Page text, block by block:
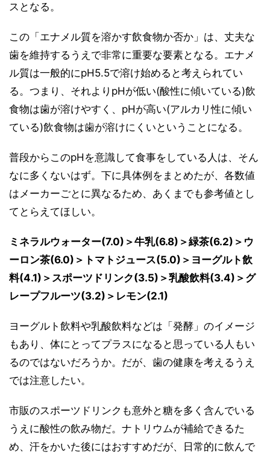
スとなる。
この「エナメル質を溶かす飲食物か否か」は、丈夫な
歯を維持するうえで非常に重要な要素となる。エナメ
ル質は一般的にpH5.5で溶け始めると考えられてい
る。つまり、それよりpHが低い(酸性に傾いている)飲
食物は歯が溶けやすく、pHが高い(アルカリ性に傾い
ている)飲食物は歯が溶けにくいということになる。
普段からこのpHを意識して食事をしている人は、そん
なに多くないはず。下に具体例をまとめたが、各数値
はメーカーごとに異なるため、あくまでも参考値とし
てとらえてほしい。
ミネラルウォーター(7.0)＞牛乳(6.8)＞緑茶(6.2)＞ウ
ーロン茶(6.0)＞トマトジュース(5.0)＞ヨーグルト飲
料(4.1)＞スポーツドリンク(3.5)＞乳酸飲料(3.4)＞グ
レープフルーツ(3.2)＞レモン(2.1)
ヨーグルト飲料や乳酸飲料などは「発酵」のイメージ
もあり、体にとってプラスになると思っている人もい
るのではないだろうか。だが、歯の健康を考えるうえ
では注意したい。
市販のスポーツドリンクも意外と糖を多く含んでいる
うえに酸性の飲み物だ。ナトリウムが補給できるた
め、汗をかいた後にはおすすめだが、日常的に飲んで